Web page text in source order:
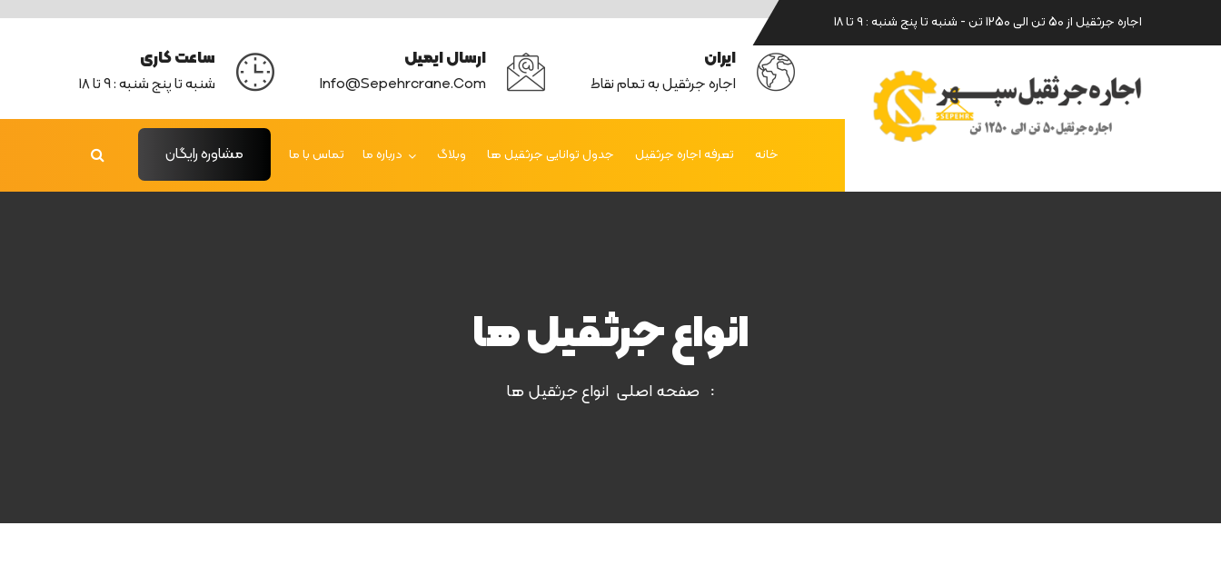
اجاره جرثقیل از 50 تن الی 1250 تن - شنبه تا پنج شنبه : 9 تا 18
ایران
اجاره جرثقیل به تمام نقاط
ارسال ایمیل
Info@sepehrcrane.com
ساعت کاری
شنبه تا پنج شنبه : 9 تا 18
خانه تعرفه اجاره جرثقیل جدول توانایی جرثقیل ها وبلاگ درباره ما تماس با ما مشاوره رایگان
انواع جرثقیل ها
صفحه اصلی انواع جرثقیل ها